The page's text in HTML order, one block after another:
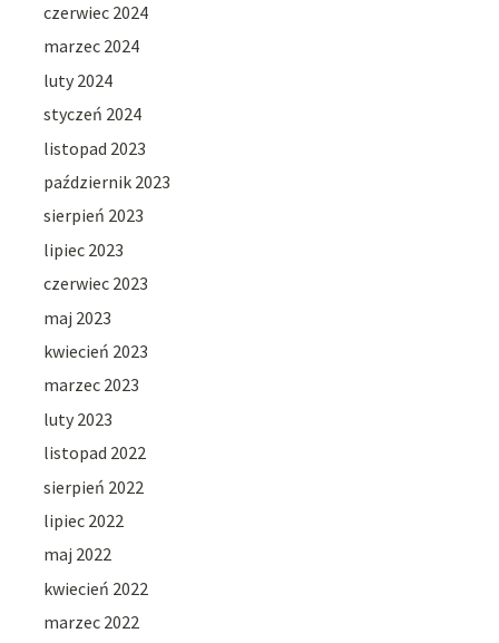
czerwiec 2024
marzec 2024
luty 2024
styczeń 2024
listopad 2023
październik 2023
sierpień 2023
lipiec 2023
czerwiec 2023
maj 2023
kwiecień 2023
marzec 2023
luty 2023
listopad 2022
sierpień 2022
lipiec 2022
maj 2022
kwiecień 2022
marzec 2022